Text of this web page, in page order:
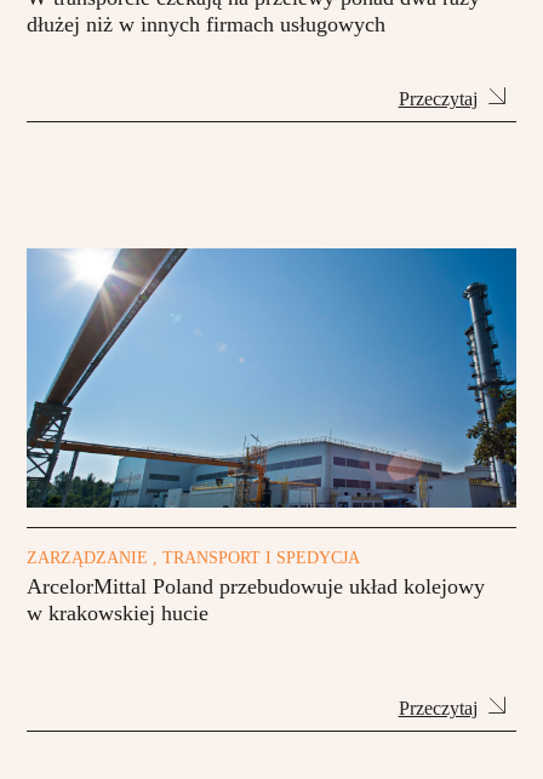
dłużej niż w innych firmach usługowych
Przeczytaj
ZARZĄDZANIE , TRANSPORT I SPEDYCJA
ArcelorMittal Poland przebudowuje układ kolejowy
w krakowskiej hucie
Przeczytaj